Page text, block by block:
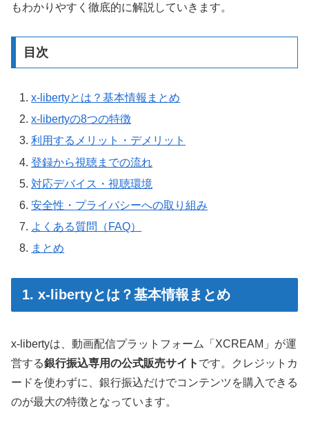
もわかりやすく徹底的に解説していきます。
目次
x-libertyとは？基本情報まとめ
x-libertyの8つの特徴
利用するメリット・デメリット
登録から視聴までの流れ
対応デバイス・視聴環境
安全性・プライバシーへの取り組み
よくある質問（FAQ）
まとめ
1. x-libertyとは？基本情報まとめ
x-libertyは、動画配信プラットフォーム「XCREAM」が運
営する銀行振込専用の公式販売サイト です。クレジットカ
ードを使わずに、銀行振込だけでコンテンツを購入できる
のが最大の特徴となっています。